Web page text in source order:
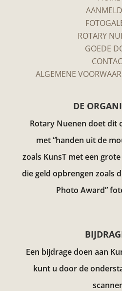
ROTARY
GOEDE
ALGEMENE
DE
Rotary Nuenen doet dit
met “handen uit de
zoals KunsT met een
die geld opbrengen zoals
Photo Award”
Een bijdrage doen aan
kunt u door de